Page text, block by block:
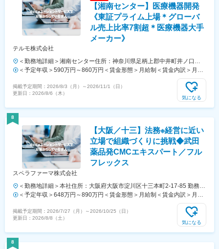
【湘南センター】医療機器開発
《東証プライム上場＊グローバ
ル売上比率7割超＊医療機器大手
メーカー》
テルモ株式会社
＜勤務地詳細＞湘南センター住所：神奈川県足柄上郡中井町井ノ口
1500 受動喫煙対策：屋内全面禁煙変更の範囲：会社の定める事業所
＜予定年収＞590万円～860万円＜賃金形態＞月給制＜賃金内訳＞月額
（基本給）：279,000円～458,000円＜月給＞279,000円～458,000円＜
昇給有無＞有＜残業手当＞有＜給与補足＞※年収は経験・能力等を考慮
し、同社規定により決定■賞与あり（年2回）■昇給・昇格あり（年1
掲載予定期間： 2026/8/3（月） ～2026/11/1（日）
更新日： 2026/8/6（木）
気になる
8
【大阪／十三】法務※経営に近い
立場で組織づくりに挑戦◆武田
薬品発CMCエキスパート／フル
フレックス
スペラファーマ株式会社
＜勤務地詳細＞本社住所：大阪府大阪市淀川区十三本町2-17-85 勤務地
最寄駅：十三駅受動喫煙対策：敷地内全面禁煙変更の範囲：会社の定め
＜予定年収＞648万円～890万円＜賃金形態＞月給制＜賃金内訳＞月額
（基本給）：395,000円～570,000円＜月給＞395,000円～570,000円＜
昇給有無＞有＜残業手当＞有＜給与補足＞■賞与：年3回／7月、12月、
3月■昇給：年1回／3月賃金はあくまでも目安の金額であり、選考を通
掲載予定期間： 2026/7/27（月） ～2026/10/25（日）
更新日： 2026/8/8（土）
気になる
8